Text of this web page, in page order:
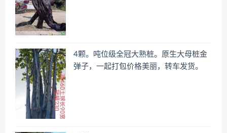
4颗。吨位级全冠大熟桩。原生大母桩金
弹子，一起打包价格美丽，转车发货。